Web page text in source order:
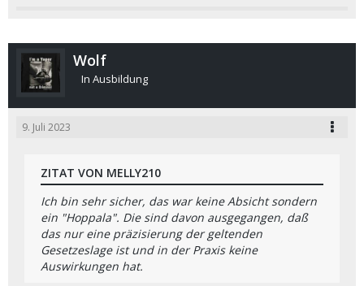
So macht man keine Gesetze und gibt die an die
"Dusas" weiter.
Aber all meine Kontakte werde ich diesbezüglich
befragen.
LG
Wolf
In Ausbildung
9. Juli 2023
ZITAT VON MELLY210
Ich bin sehr sicher, das war keine Absicht sondern
ein "Hoppala". Die sind davon ausgegangen, daß
das nur eine präzisierung der geltenden
Gesetzeslage ist und in der Praxis keine
Auswirkungen hat.